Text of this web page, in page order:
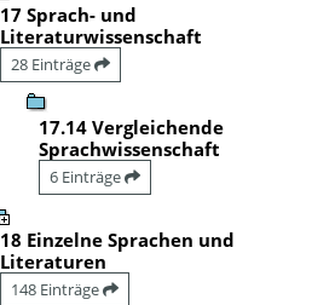
17 Sprach- und
Literaturwissenschaft
28 Einträge
17.14 Vergleichende
Sprachwissenschaft
6 Einträge
18 Einzelne Sprachen und
Literaturen
148 Einträge